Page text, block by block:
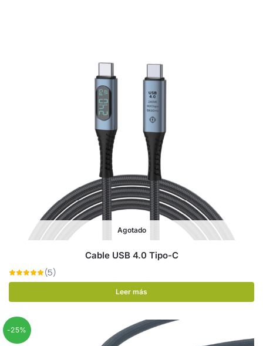
Agotado
Cable USB 4.0 Tipo-C
Leer más
-25%